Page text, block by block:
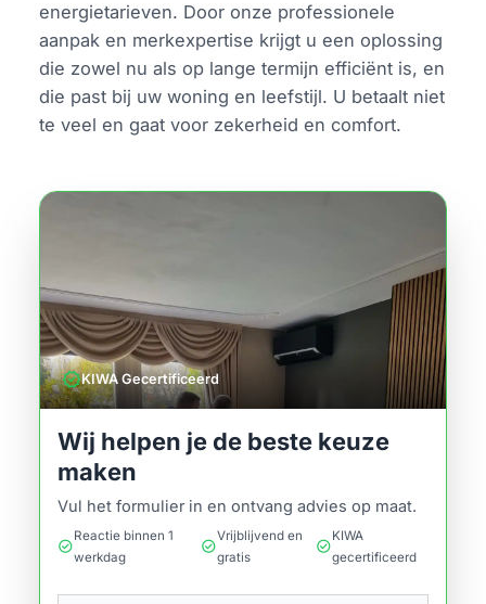
energietarieven. Door onze professionele
aanpak en merkexpertise krijgt u een oplossing
die zowel nu als op lange termijn efficiënt is, en
die past bij uw woning en leefstijl. U betaalt niet
te veel en gaat voor zekerheid en comfort.
verifiedKIWA Gecertificeerd
Wij helpen je de beste keuze
maken
Vul het formulier in en ontvang advies op maat.
check_circle
Reactie binnen 1
werkdag
check_circle
Vrijblijvend en
gratis
check_circle
KIWA
gecertificeerd